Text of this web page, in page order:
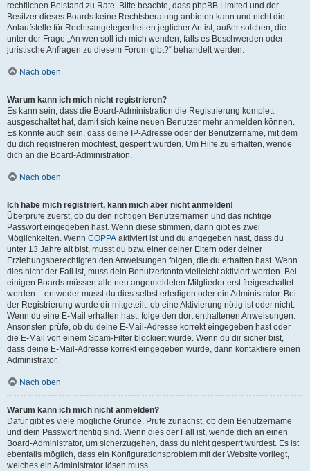
rechtlichen Beistand zu Rate. Bitte beachte, dass phpBB Limited und der
Besitzer dieses Boards keine Rechtsberatung anbieten kann und nicht die
Anlaufstelle für Rechtsangelegenheiten jeglicher Art ist; außer solchen, die
unter der Frage „An wen soll ich mich wenden, falls es Beschwerden oder
juristische Anfragen zu diesem Forum gibt?“ behandelt werden.
Nach oben
Warum kann ich mich nicht registrieren?
Es kann sein, dass die Board-Administration die Registrierung komplett
ausgeschaltet hat, damit sich keine neuen Benutzer mehr anmelden können.
Es könnte auch sein, dass deine IP-Adresse oder der Benutzername, mit dem
du dich registrieren möchtest, gesperrt wurden. Um Hilfe zu erhalten, wende
dich an die Board-Administration.
Nach oben
Ich habe mich registriert, kann mich aber nicht anmelden!
Überprüfe zuerst, ob du den richtigen Benutzernamen und das richtige
Passwort eingegeben hast. Wenn diese stimmen, dann gibt es zwei
Möglichkeiten. Wenn COPPA aktiviert ist und du angegeben hast, dass du
unter 13 Jahre alt bist, musst du bzw. einer deiner Eltern oder deiner
Erziehungsberechtigten den Anweisungen folgen, die du erhalten hast. Wenn
dies nicht der Fall ist, muss dein Benutzerkonto vielleicht aktiviert werden. Bei
einigen Boards müssen alle neu angemeldeten Mitglieder erst freigeschaltet
werden – entweder musst du dies selbst erledigen oder ein Administrator. Bei
der Registrierung wurde dir mitgeteilt, ob eine Aktivierung nötig ist oder nicht.
Wenn du eine E-Mail erhalten hast, folge den dort enthaltenen Anweisungen.
Ansonsten prüfe, ob du deine E-Mail-Adresse korrekt eingegeben hast oder
die E-Mail von einem Spam-Filter blockiert wurde. Wenn du dir sicher bist,
dass deine E-Mail-Adresse korrekt eingegeben wurde, dann kontaktiere einen
Administrator.
Nach oben
Warum kann ich mich nicht anmelden?
Dafür gibt es viele mögliche Gründe. Prüfe zunächst, ob dein Benutzername
und dein Passwort richtig sind. Wenn dies der Fall ist, wende dich an einen
Board-Administrator, um sicherzugehen, dass du nicht gesperrt wurdest. Es ist
ebenfalls möglich, dass ein Konfigurationsproblem mit der Website vorliegt,
welches ein Administrator lösen muss.